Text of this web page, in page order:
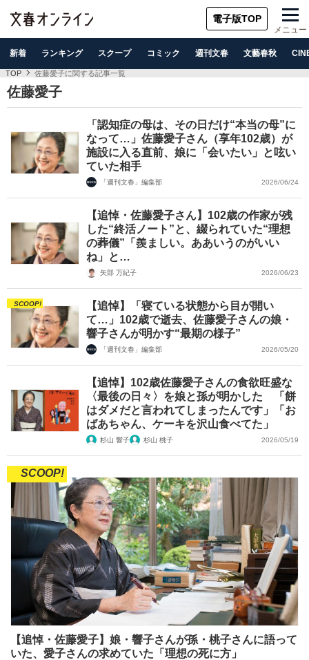
電子版TOP
メニュー
新着 ランキング スクープ コミック 週刊文春 文藝春秋
TOP 佐藤愛子に関する記事一覧
佐藤愛子
「認知症の母は、その日だけ“本当の母”に
なって…」佐藤愛子さん（享年102歳）が
施設に入る直前、娘に「会いたい」と呟い
ていた相手
「週刊文春」編集部 2026/06/24
【追悼・佐藤愛子さん】102歳の作家が残
した“終活ノート”と、綴られていた“理想
の葬儀”「羨ましい。ああいうのがいい
ね」と…
矢部 万紀子 2026/06/23
SCOOP!
【追悼】「寝ている状態から目が開い
て…」102歳で逝去、佐藤愛子さんの娘・
響子さんが明かす“最期の様子”
「週刊文春」編集部 2026/05/20
【追悼】102歳佐藤愛子さんの食欲旺盛な
〈最後の日々〉を娘と孫が明かした 「餅
はダメだと言われてしまったんです」「お
ばあちゃん、ケーキを沢山食べてた」
杉山 響子 杉山 桃子 2026/05/19
SCOOP!
【追悼・佐藤愛子】娘・響子さんが孫・桃子さんに語って
いた、愛子さんの求めていた「理想の死に方」